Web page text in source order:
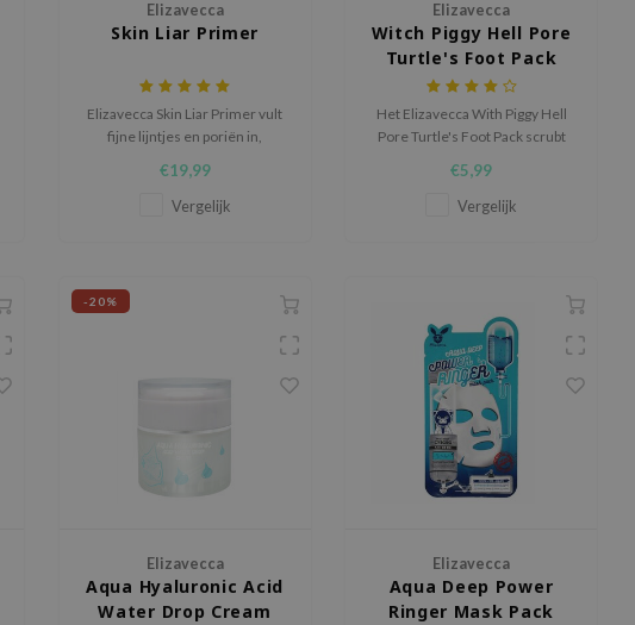
Elizavecca
Skin Liar Primer
Elizavecca Skin Liar Primer vult
fijne lijntjes en poriën in,
dat make-up langer blijft zitten.
€19,99
Vergelijk
Elizavecca
Witch Piggy Hell Pore
Turtle's Foot Pack
Het Elizavecca With Piggy Hell
Pore Turtle's Foot Pack scrubt
fruitextracten, waardoor je
binnen zeven dagen een zachte
€5,99
Vergelijk
-20%
Elizavecca
Aqua Hyaluronic Acid
Water Drop Cream
Elizavecca
Aqua Deep Power
Ringer Mask Pack